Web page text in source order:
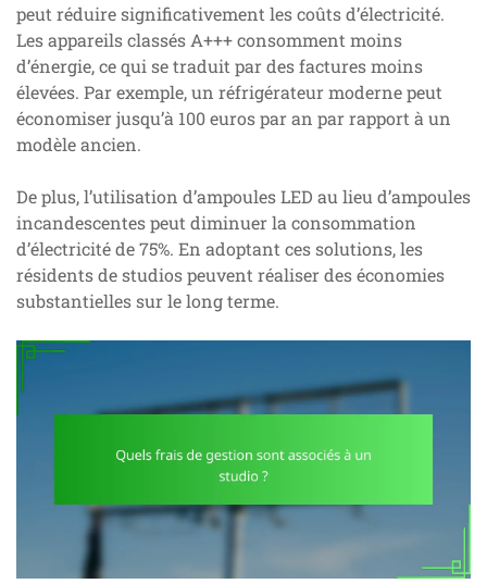
peut réduire significativement les coûts d’électricité.
Les appareils classés A+++ consomment moins
d’énergie, ce qui se traduit par des factures moins
élevées. Par exemple, un réfrigérateur moderne peut
économiser jusqu’à 100 euros par an par rapport à un
modèle ancien.
De plus, l’utilisation d’ampoules LED au lieu d’ampoules
incandescentes peut diminuer la consommation
d’électricité de 75%. En adoptant ces solutions, les
résidents de studios peuvent réaliser des économies
substantielles sur le long terme.